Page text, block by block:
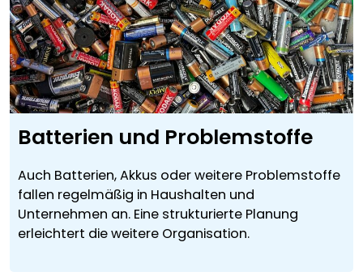
Batterien und Problemstoffe
Auch Batterien, Akkus oder weitere Problemstoffe
fallen regelmäßig in Haushalten und
Unternehmen an. Eine strukturierte Planung
erleichtert die weitere Organisation.